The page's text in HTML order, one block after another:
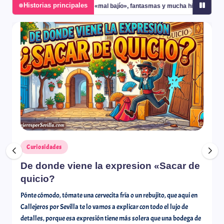
Historias principales
de «mal bajío», fantasmas y mucha historia El secreto del
Curiosidades
De donde viene la expresion «Sacar de
quicio?
Pónte cómodo, tómate una cervecita fría o un rebujito, que aqui en
Callejeros por Sevilla te lo vamos a explicar con todo el lujo de
detalles, porque esa expresión tiene más solera que una bodega de